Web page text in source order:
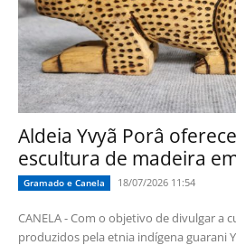
Aldeia Yvyã Porâ
escultura de madeira
Gramado e Canela 18/07/2026 11:54
CANELA - Com o objetivo de divulgar a
produzidos pela etnia indígena guarani